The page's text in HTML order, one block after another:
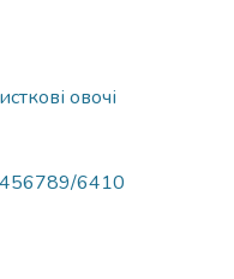
овочі
6410